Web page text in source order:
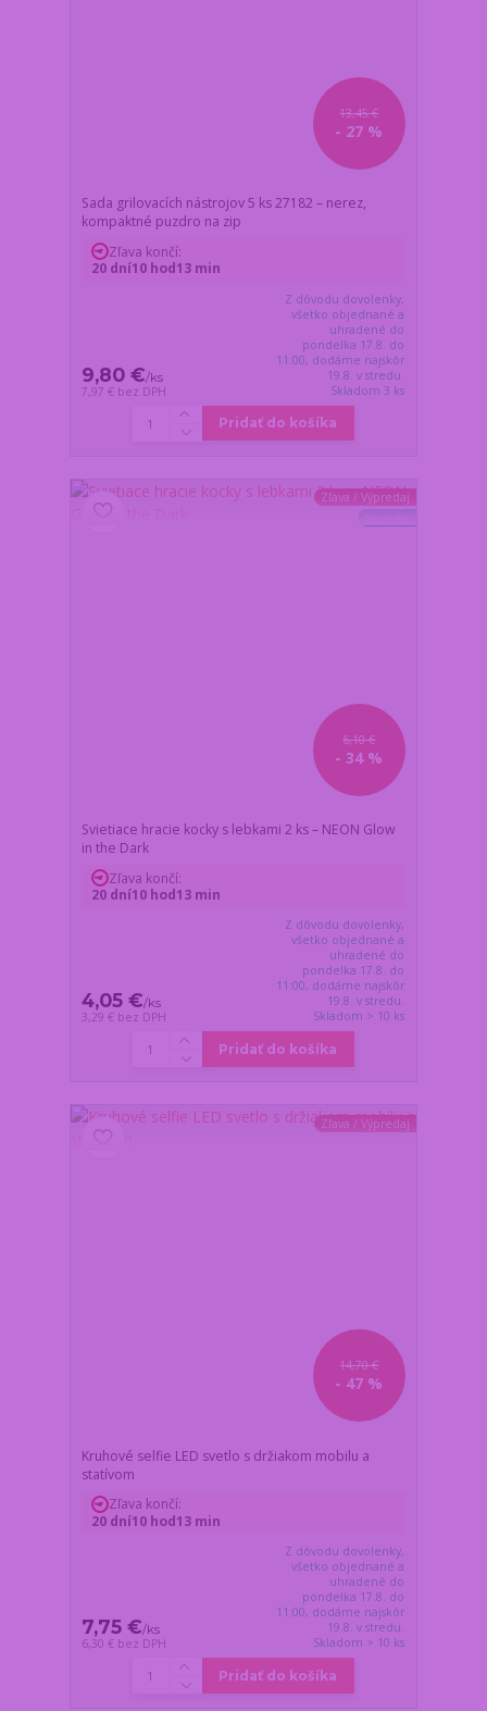
13,45 €
- 27 %
Sada grilovacích nástrojov 5 ks 27182 – nerez,
kompaktné puzdro na zip
9,80 €/ks
7,97 € bez DPH
Z dôvodu dovolenky,
všetko objednané a
uhradené do
pondelka 17.8. do
11:00, dodáme najskôr
19.8. v stredu.
Skladom 3 ks
Zľava končí:
20 dní10 hod13 min
Pridať do košíka
Zľava / Výpredaj
6,10 €
- 34 %
Svietiace hracie kocky s lebkami 2 ks – NEON Glow
in the Dark
4,05 €/ks
3,29 € bez DPH
Z dôvodu dovolenky,
všetko objednané a
uhradené do
pondelka 17.8. do
11:00, dodáme najskôr
19.8. v stredu.
Skladom > 10 ks
Zľava končí:
20 dní10 hod13 min
Pridať do košíka
Zľava / Výpredaj
14,70 €
- 47 %
Kruhové selfie LED svetlo s držiakom mobilu a
statívom
7,75 €/ks
6,30 € bez DPH
Z dôvodu dovolenky,
všetko objednané a
uhradené do
pondelka 17.8. do
11:00, dodáme najskôr
19.8. v stredu.
Skladom > 10 ks
Zľava končí:
20 dní10 hod13 min
Pridať do košíka